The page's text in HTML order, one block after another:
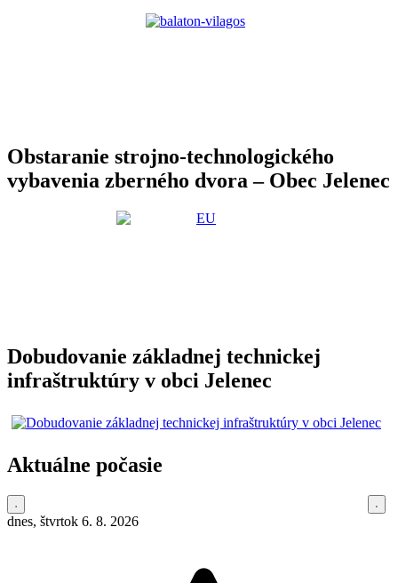
Obstaranie strojno-technologického
vybavenia zberného dvora – Obec Jelenec
Dobudovanie základnej technickej
infraštruktúry v obci Jelenec
Aktuálne počasie
dnes, štvrtok 6. 8. 2026